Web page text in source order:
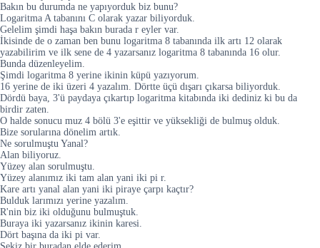
Bakın bu durumda ne yapıyorduk biz bunu?
Logaritma A tabanını C olarak yazar biliyorduk.
Gelelim şimdi haşa bakın burada r eyler var.
İkisinde de o zaman ben bunu logaritma 8 tabanında ilk artı 12 olarak
yazabilirim ve ilk sene de 4 yazarsanız logaritma 8 tabanında 16 olur.
Bunda düzenleyelim.
Şimdi logaritma 8 yerine ikinin küpü yazıyorum.
16 yerine de iki üzeri 4 yazalım. Dörtte üçü dışarı çıkarsa biliyorduk.
Dördü baya, 3'ü paydaya çıkartıp logaritma kitabında iki dediniz ki bu da
birdir zaten.
O halde sonucu muz 4 bölü 3'e eşittir ve yüksekliği de bulmuş olduk.
Bize sorularına dönelim artık.
Ne sorulmuştu Yanal?
Alan biliyoruz.
Yüzey alan sorulmuştu.
Yüzey alanımız iki tam alan yani iki pi r.
Kare artı yanal alan yani iki piraye çarpı kaçtır?
Bulduk larımızı yerine yazalım.
R'nin biz iki olduğunu bulmuştuk.
Buraya iki yazarsanız ikinin karesi.
Dört başına da iki pi var.